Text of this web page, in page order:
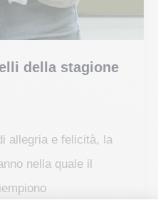
della stagione
allegria e felicità, la
nella quale il